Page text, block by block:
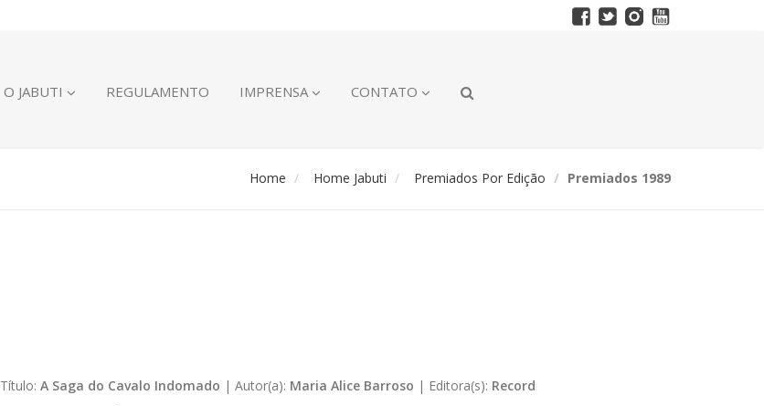
O JABUTI REGULAMENTO IMPRENSA CONTATO
Home Home Jabuti Premiados Por Edição Premiados 1989
Título: A Saga do Cavalo Indomado | Autor(a): Maria Alice Barroso | Editora(s): Record